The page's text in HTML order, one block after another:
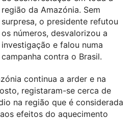
região da Amazónia. Sem
surpresa, o presidente refutou
os números, desvalorizou a
investigação e falou numa
campanha contra o Brasil.
continua a arder e na
registaram-se cerca de
na região que é considerada
efeitos do aquecimento